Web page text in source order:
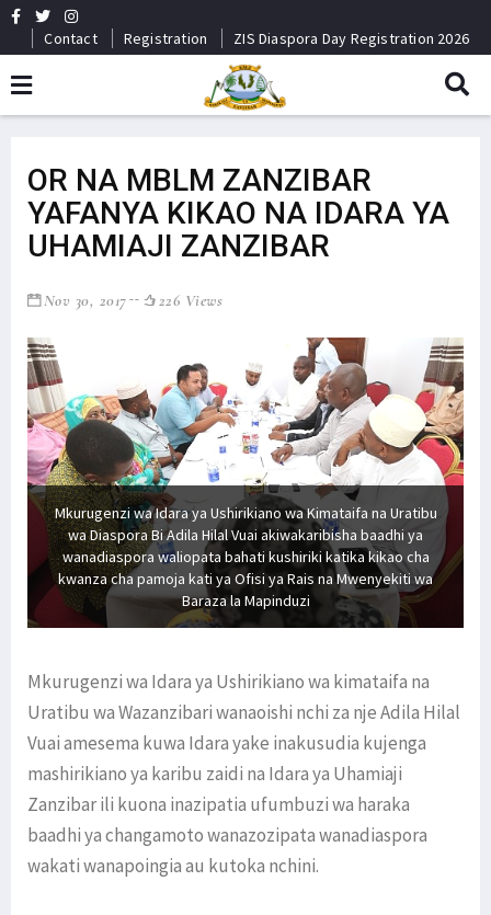
Contact Registration ZIS Diaspora Day Registration 2026
OR NA MBLM ZANZIBAR
YAFANYA KIKAO NA IDARA YA
UHAMIAJI ZANZIBAR
Nov 30, 2017 226 Views
Mkurugenzi wa Idara ya Ushirikiano wa Kimataifa na Uratibu
wa Diaspora Bi Adila Hilal Vuai akiwakaribisha baadhi ya
wanadiaspora waliopata bahati kushiriki katika kikao cha
kwanza cha pamoja kati ya Ofisi ya Rais na Mwenyekiti wa
Baraza la Mapinduzi
Mkurugenzi wa Idara ya Ushirikiano wa kimataifa na
Uratibu wa Wazanzibari wanaoishi nchi za nje Adila Hilal
Vuai amesema kuwa Idara yake inakusudia kujenga
mashirikiano ya karibu zaidi na Idara ya Uhamiaji
Zanzibar ili kuona inazipatia ufumbuzi wa haraka
baadhi ya changamoto wanazozipata wanadiaspora
wakati wanapoingia au kutoka nchini.